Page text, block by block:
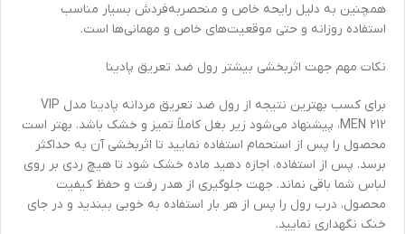
همچنین به دلیل رایحه خاص و منحصربه‌فردش بسیار مناسب
استفاده روزانه و حتی موقعیت‌های خاص و مهمانی‌ها است.
نکات مهم جهت اثربخشی بیشتر رول ضد تعریق پادینا
برای کسب بهترین نتیجه از رول ضد تعریق مردانه پادینا مدل VIP
MEN 212، پیشنهاد می‌شود زیر بغل کاملاً تمیز و خشک باشد. بهتر است
محصول را پس از استحمام استفاده نمایید تا اثربخشی آن به حداکثر
برسد. پس از استفاده، اجازه دهید ماده خشک شود تا هیچ ردی بر روی
لباس شما باقی نماند. جهت جلوگیری از هدر رفت و حفظ کیفیت
محصول، درب رول را پس از هر بار استفاده به خوبی ببندید و در جای
خنک نگهداری نمایید.